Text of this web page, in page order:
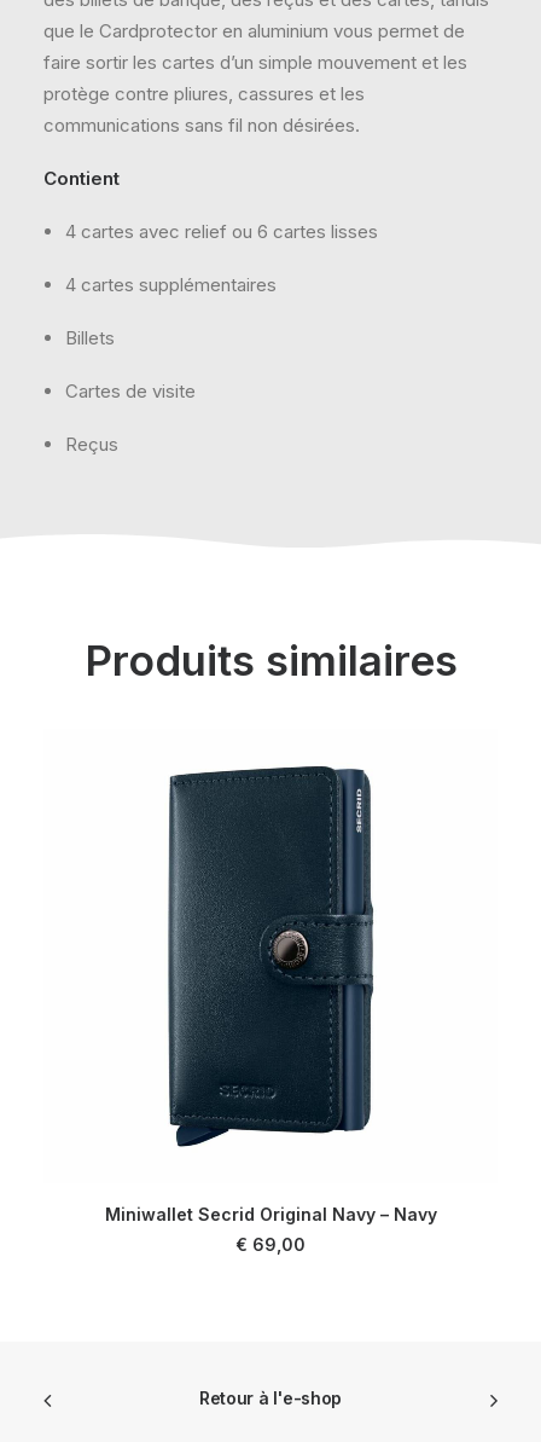
que le Cardprotector en aluminium vous permet de
faire sortir les cartes d’un simple mouvement et les
protège contre pliures, cassures et les
communications sans fil non désirées.
Contient
4 cartes avec relief ou 6 cartes lisses
4 cartes supplémentaires
Billets
Cartes de visite
Reçus
Produits similaires
Miniwallet Secrid Original Navy – Navy
€ 69,00
Retour à l'e-shop